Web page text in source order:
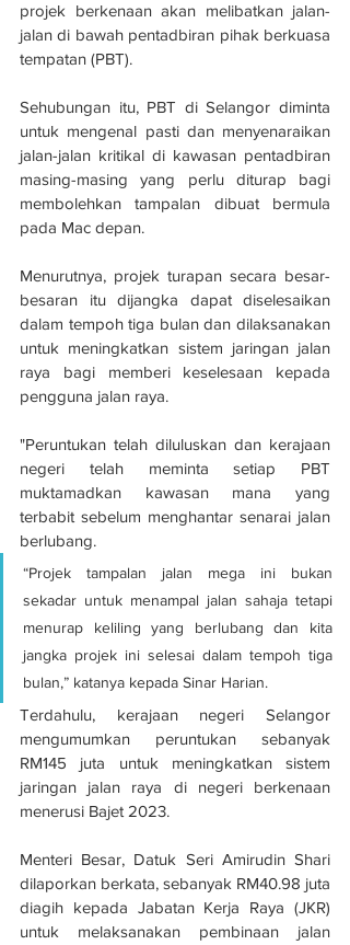
projek berkenaan akan melibatkan jalan-
jalan di bawah pentadbiran pihak berkuasa
tempatan (PBT).
Sehubungan itu, PBT di Selangor diminta
untuk mengenal pasti dan menyenaraikan
jalan-jalan kritikal di kawasan pentadbiran
masing-masing yang perlu diturap bagi
membolehkan tampalan dibuat bermula
pada Mac depan.
Menurutnya, projek turapan secara besar-
besaran itu dijangka dapat diselesaikan
dalam tempoh tiga bulan dan dilaksanakan
untuk meningkatkan sistem jaringan jalan
raya bagi memberi keselesaan kepada
pengguna jalan raya.
"Peruntukan telah diluluskan dan kerajaan
negeri telah meminta setiap PBT
muktamadkan kawasan mana yang
terbabit sebelum menghantar senarai jalan
berlubang.
“Projek tampalan jalan mega ini bukan
sekadar untuk menampal jalan sahaja tetapi
menurap keliling yang berlubang dan kita
jangka projek ini selesai dalam tempoh tiga
bulan,” katanya kepada Sinar Harian.
Terdahulu, kerajaan negeri Selangor
mengumumkan peruntukan sebanyak
RM145 juta untuk meningkatkan sistem
jaringan jalan raya di negeri berkenaan
menerusi Bajet 2023.
Menteri Besar, Datuk Seri Amirudin Shari
dilaporkan berkata, sebanyak RM40.98 juta
diagih kepada Jabatan Kerja Raya (JKR)
untuk melaksanakan pembinaan jalan